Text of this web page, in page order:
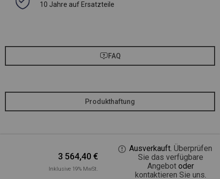
10 Jahre auf Ersatzteile
FAQ
Produkthaftung
3 564,40€
Inklusive 19% MwSt.
Ausverkauft. Überprüfen
Sie das verfügbare
Angebotoder
kontaktieren Sie uns.